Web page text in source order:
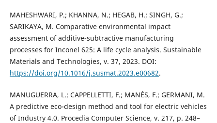
MAHESHWARI, P.; KHANNA, N.; HEGAB, H.; SINGH, G.;
SARIKAYA, M. Comparative environmental impact
assessment of additive-subtractive manufacturing
processes for Inconel 625: A life cycle analysis. Sustainable
Materials and Technologies, v. 37, 2023. DOI:
https://doi.org/10.1016/j.susmat.2023.e00682.
MANUGUERRA, L.; CAPPELLETTI, F.; MANÉS, F.; GERMANI, M.
A predictive eco-design method and tool for electric vehicles
of Industry 4.0. Procedia Computer Science, v. 217, p. 248–